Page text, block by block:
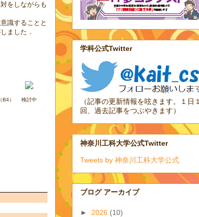
をしながらも
識することと
ました．
B4）
検討中
学科公式Twitter
（記事の更新情報を呟きます。１日１
回、過去記事をつぶやきます）
神奈川工科大学公式Twitter
Tweets by 神奈川工科大学公式
ブログ アーカイブ
► 2026 (10)